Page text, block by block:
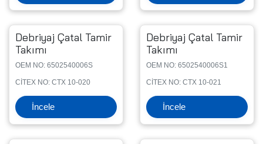
Debriyaj Çatal Tamir
Takımı
OEM NO: 6502540006S
CİTEX NO: CTX 10-020
İncele
Debriyaj Çatal Tamir
Takımı
OEM NO: 6502540006S1
CİTEX NO: CTX 10-021
İncele